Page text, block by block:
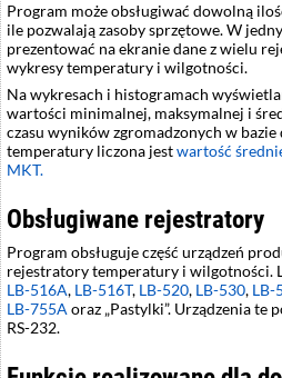
Program może obsługiwać dowolną
ile pozwalają zasoby sprzętowe. W
prezentować na ekranie dane z wielu
wykresy temperatury i wilgotności.
Na wykresach i histogramach
wartości minimalnej, maksymalnej i
czasu wyników zgromadzonych w
temperatury liczona jestwartość
MKT.
Obsługiwane rejestratory
Program obsługuje część urządzeń
rejestratory temperatury i wilgotności.
LB-516A, LB-516T, LB-520, LB-530, LB-
LB-755A oraz Pastylki . Urządzenia te
RS-232.